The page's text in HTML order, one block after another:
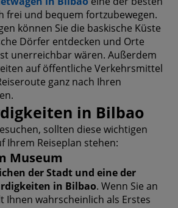
frei und bequem fortzubewegen.
können Sie die baskische Küste
Dörfer entdecken und Orte
unerreichbar wären. Außerdem
auf öffentliche Verkehrsmittel
ganz nach Ihren
in Bilbao
sollten diese wichtigen
Ihrem Reiseplan stehen:
Museum
der Stadt und eine der
in Bilbao. Wenn Sie an
Ihnen wahrscheinlich als Erstes